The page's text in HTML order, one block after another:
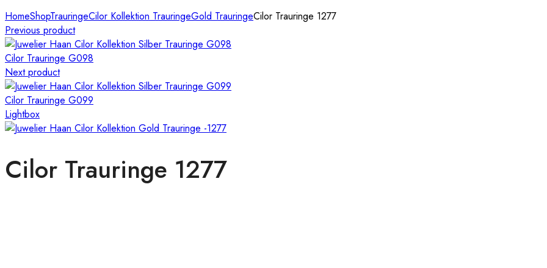
HomeShopTrauringeCilor Kollektion TrauringeGold TrauringeCilor Trauringe 1277
Previous product
Cilor Trauringe G098
Next product
Cilor Trauringe G099
Lightbox
Cilor Trauringe 1277